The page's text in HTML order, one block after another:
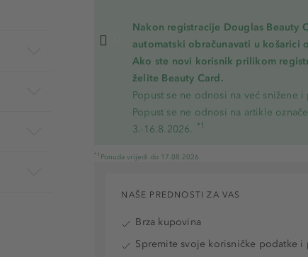
Nakon registracije Douglas Beauty
automatski obračunavati u košarici
Ako ste novi korisnik prilikom
želite Beauty Card.
Popust se ne odnosi na već snižene
Popust se ne odnosi na artikle
3.-16.8.2026.
*1
*1 Ponuda vrijedi do 17.08.2026
NAŠE PREDNOSTI ZA VAS
Brza kupovina
Spremite svoje korisničke podatke i